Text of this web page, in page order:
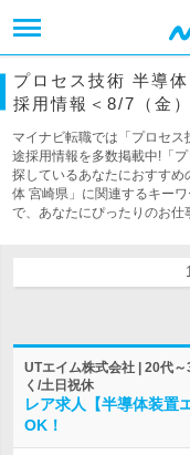
プロセス技術 半導
採用情報＜8/7（金
マイナビ転職では「プロセ
途採用情報を多数掲載中!「
探しているあなたにおすす
体 宮崎県」に関連するキー
で、あなたにぴったりのお
UTエイム株式会社 | 20代
く/土日祝休
レア求人【半導体装置
OK！